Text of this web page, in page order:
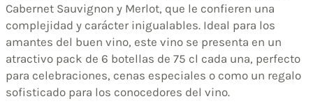
Cabernet Sauvignon y Merlot, que le confieren una
complejidad y carácter inigualables. Ideal para los
amantes del buen vino, este vino se presenta en un
atractivo pack de 6 botellas de 75 cl cada una, perfecto
para celebraciones, cenas especiales o como un regalo
sofisticado para los conocedores del vino.